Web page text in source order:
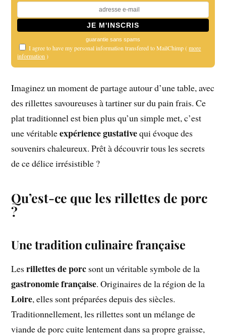
guarantie sans spams
I agree to have my personal information transfered to MailChimp (more
information)
Imaginez un moment de partage autour d’une table, avec
des rillettes savoureuses à tartiner sur du pain frais. Ce
plat traditionnel est bien plus qu’un simple met, c’est
une véritableexpérience gustativequi évoque des
souvenirs chaleureux. Prêt à découvrir tous les secrets
de ce délice irrésistible ?
Qu’est-ce que les rillettes de porc
?
Une tradition culinaire française
Lesrillettes de porc sont un véritable symbole de la
gastronomie française. Originaires de la région de la
Loire, elles sont préparées depuis des siècles.
Traditionnellement, les rillettes sont un mélange de
viande de porc cuite lentement dans sa propre graisse,